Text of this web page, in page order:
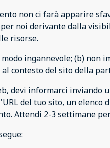
non ci farà apparire
noi derivante dalla
risorse.
ingannevole; (b) non
contesto del sito della
devi informarci inviando
del tuo sito, un elenco
Attendi 2-3 settimane